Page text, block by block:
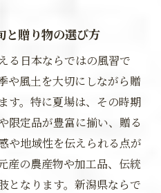
と贈り物の選び方
る日本ならではの風習で
や風土を大切にしながら贈
す。特に夏場は、その時期
限定品が豊富に揃い、贈る
や地域性を伝えられる点が
産の農産物や加工品、伝統
となります。新潟県ならで